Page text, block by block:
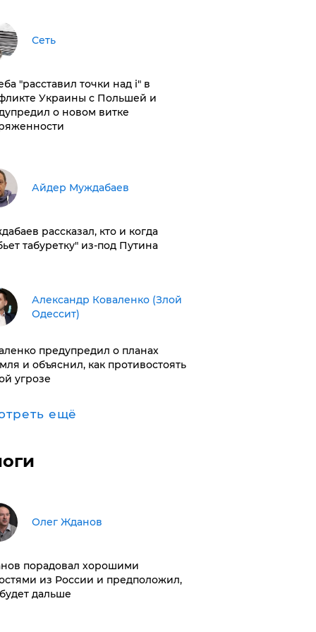
Сеть
"расставил точки над і" в
Украины с Польшей и
о новом витке
Айдер Муждабаев
рассказал, кто и когда
табуретку" из-под Путина
Александр Коваленко (Злой
Одессит)
предупредил о планах
и объяснил, как противостоять
угрозе
ещё
Олег Жданов
порадовал хорошими
из России и предположил,
дальше